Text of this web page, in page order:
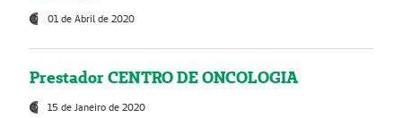
01 de Abril de 2020
Prestador CENTRO DE ONCOLOGIA
15 de Janeiro de 2020